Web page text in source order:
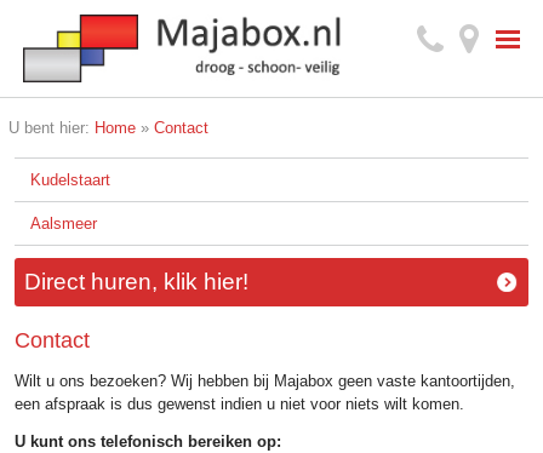
U bent hier: Home» Contact
Kudelstaart
Aalsmeer
Direct huren, klik hier!
Contact
Wilt u ons bezoeken? Wij hebben bij Majabox geen vaste kantoortijden,
een afspraak is dus gewenst indien u niet voor niets wilt komen.
U kunt ons telefonisch bereiken op: